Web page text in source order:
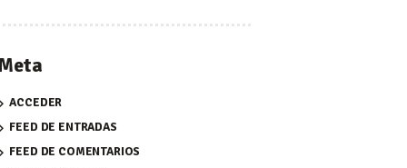
ACCEDER
FEED DE ENTRADAS
FEED DE COMENTARIOS